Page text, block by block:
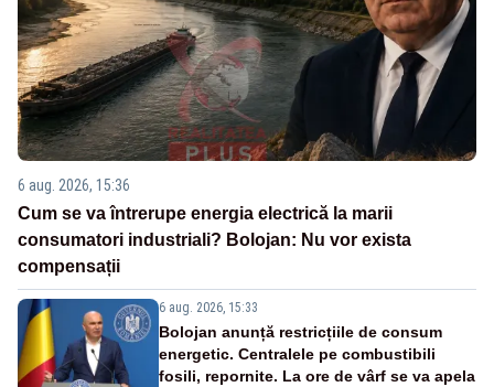
6 aug. 2026, 15:36
Cum se va întrerupe energia electrică la marii
consumatori industriali? Bolojan: Nu vor exista
compensații
6 aug. 2026, 15:33
Bolojan anunță restricțiile de consum
energetic. Centralele pe combustibili
fosili, repornite. La ore de vârf se va apela